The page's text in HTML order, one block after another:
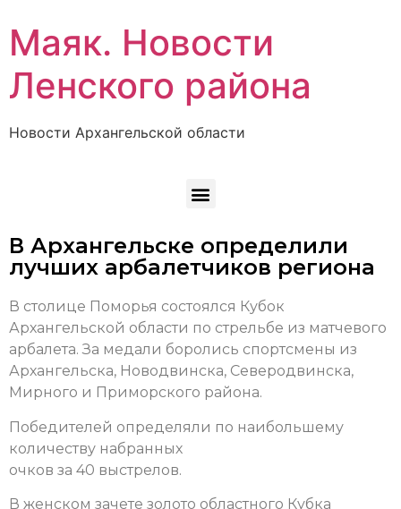
Маяк. Новости
Ленского района
Новости Архангельской области
В Архангельске определили
лучших арбалетчиков региона
В столице Поморья состоялся Кубок
Архангельской области по стрельбе из матчевого
арбалета. За медали боролись спортсмены из
Архангельска, Новодвинска, Северодвинска,
Мирного и Приморского района.
Победителей определяли по наибольшему
количеству набранных
очков за 40 выстрелов.
В женском зачете золото областного Кубка